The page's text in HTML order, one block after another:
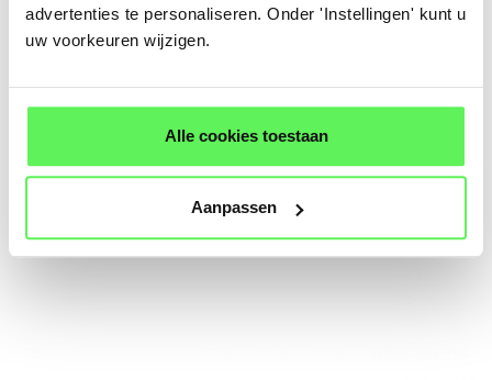
advertenties te personaliseren. Onder 'Instellingen' kunt u
uw voorkeuren wijzigen.
Alle cookies toestaan
Aanpassen